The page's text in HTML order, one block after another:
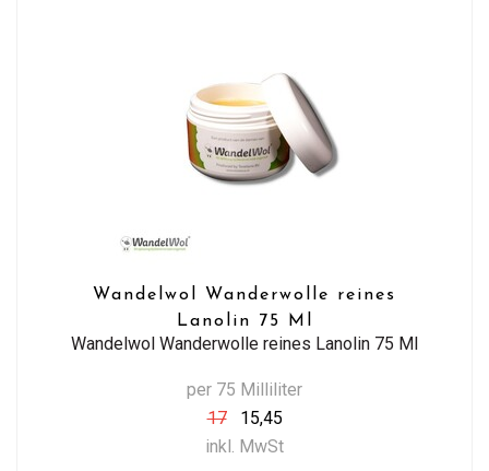
Wandelwol Wanderwolle reines
Lanolin 75 Ml
Wandelwol Wanderwolle reines Lanolin 75 Ml
per 75 Milliliter
17
15,45
inkl. MwSt